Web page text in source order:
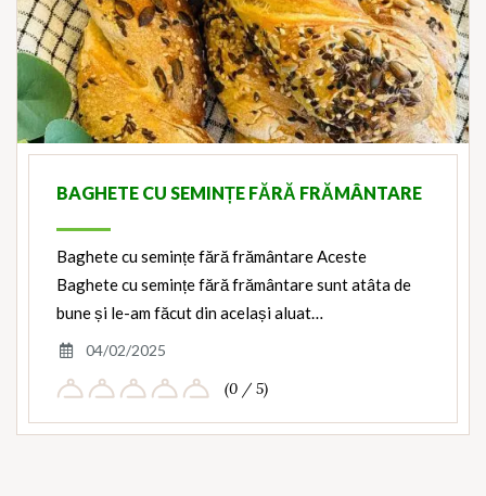
BAGHETE CU SEMINȚE FĂRĂ FRĂMÂNTARE
Baghete cu semințe fără frământare Aceste
Baghete cu semințe fără frământare sunt atâta de
bune și le-am făcut din același aluat…
04/02/2025
(0 / 5)